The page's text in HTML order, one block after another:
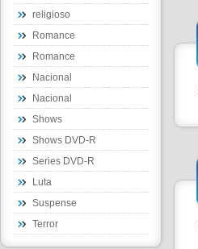
religioso
Romance
Romance
Nacional
Nacional
Shows
Shows DVD-R
Series DVD-R
Luta
Suspense
Terror